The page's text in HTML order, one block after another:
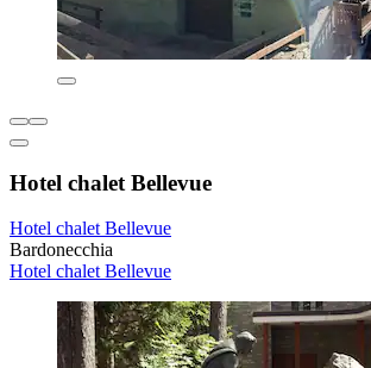
Hotel chalet Bellevue
Hotel chalet Bellevue
Bardonecchia
Hotel chalet Bellevue